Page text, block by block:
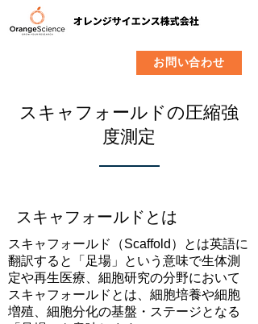
お問い合わせ
スキャフォールドの圧縮強
度測定
スキャフォールドとは
スキャフォールド（Scaffold）とは英語に
翻訳すると「足場」という意味で生体測
定や再生医療、細胞研究の分野において
スキャフォールドとは、細胞培養や細胞
増殖、細胞分化の基盤・ステージとなる